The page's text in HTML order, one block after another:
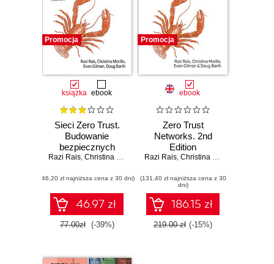
Promocja
książka ebook
Sieci Zero Trust.
Budowanie
bezpiecznych
systemów w
środowisku.
Wydanie II
Razi Rais, Christina Morillo Evan Gilman,Doug Barth
(46,20 zł najniższa cena z 30 dni)
46.97 zł
77.00zł (-39%)
Promocja
ebook
Zero Trust
Networks. 2nd
Edition
Razi Rais, Christina Morillo
(131,40 zł najniższa cena z 30
dni)
186.15 zł
219.00 zł (-15%)